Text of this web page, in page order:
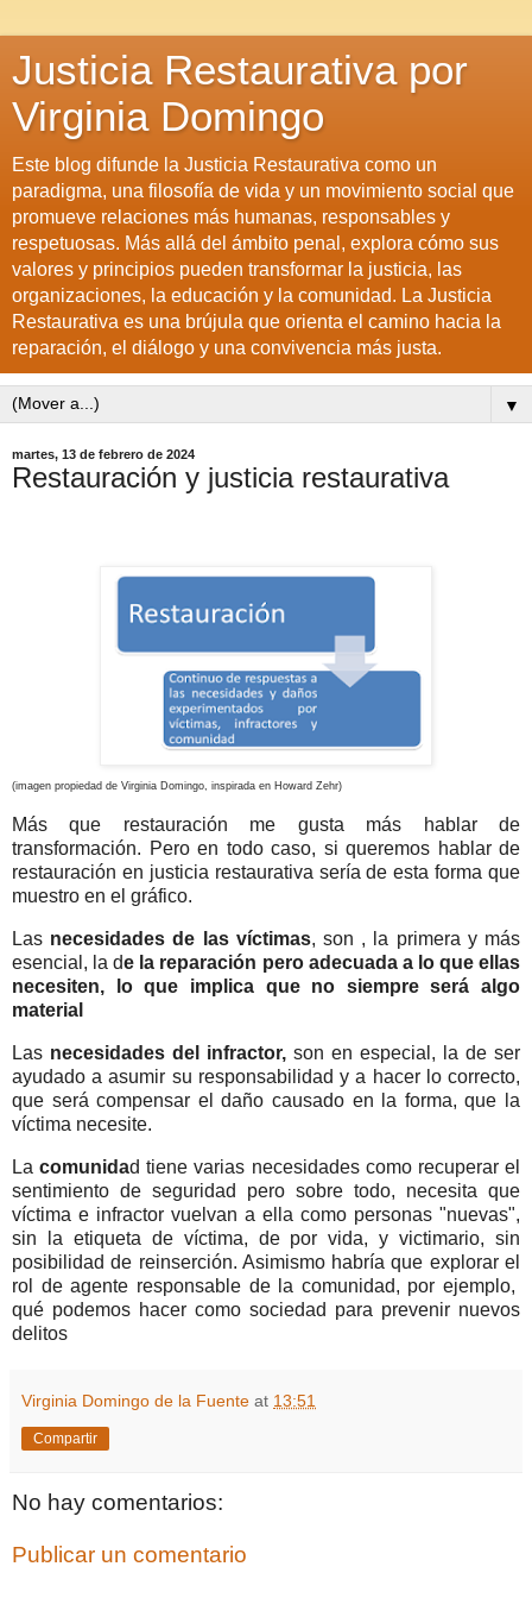
Justicia Restaurativa por
Virginia Domingo
Este blog difunde la Justicia Restaurativa como un
paradigma, una filosofía de vida y un movimiento social que
promueve relaciones más humanas, responsables y
respetuosas. Más allá del ámbito penal, explora cómo sus
valores y principios pueden transformar la justicia, las
organizaciones, la educación y la comunidad. La Justicia
Restaurativa es una brújula que orienta el camino hacia la
reparación, el diálogo y una convivencia más justa.
▼
martes, 13 de febrero de 2024
Restauración y justicia restaurativa
(imagen propiedad de Virginia Domingo, inspirada en Howard Zehr)
Más que restauración me gusta más hablar de
transformación. Pero en todo caso, si queremos hablar de
restauración en justicia restaurativa sería de esta forma que
muestro en el gráfico.
Las necesidades de las víctimas, son , la primera y más
esencial, la de la reparación pero adecuada a lo que ellas
necesiten, lo que implica que no siempre será algo
material
Las necesidades del infractor, son en especial, la de ser
ayudado a asumir su responsabilidad y a hacer lo correcto,
que será compensar el daño causado en la forma, que la
víctima necesite.
Lacomunidad tiene varias necesidades como recuperar el
sentimiento de seguridad pero sobre todo, necesita que
víctima e infractor vuelvan a ella como personas "nuevas",
sin la etiqueta de víctima, de por vida, y victimario, sin
posibilidad de reinserción. Asimismo habría que explorar el
rol de agente responsable de la comunidad, por ejemplo,
qué podemos hacer como sociedad para prevenir nuevos
delitos
Virginia Domingo de la Fuente at 13:51
Compartir
No hay comentarios:
Publicar un comentario